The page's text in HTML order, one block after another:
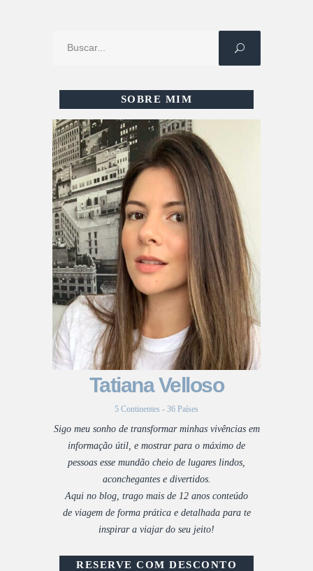
SOBRE MIM
Tatiana Velloso
5 Continentes - 36 Países
Sigo meu sonho de transformar minhas vivências em
informação útil, e mostrar para o máximo de
pessoas esse mundão cheio de lugares lindos,
aconchegantes e divertidos.
Aqui no blog, trago mais de 12 anos conteúdo
de viagem de forma prática e detalhada para te
inspirar a viajar do seu jeito!
RESERVE COM DESCONTO